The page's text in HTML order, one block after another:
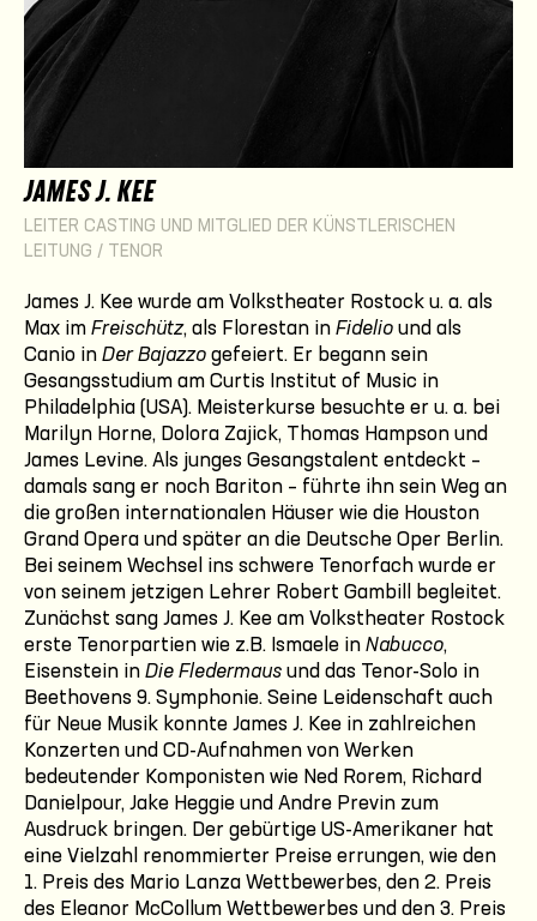
JAMES J. KEE
LEITER CASTING UND MITGLIED DER KÜNSTLERISCHEN
LEITUNG / TENOR
James J. Kee wurde am Volkstheater Rostock u. a. als
Max im Freischütz, als Florestan in Fidelio und als
Canio in Der Bajazzo gefeiert. Er begann sein
Gesangsstudium am Curtis Institut of Music in
Philadelphia (USA). Meisterkurse besuchte er u. a. bei
Marilyn Horne, Dolora Zajick, Thomas Hampson und
James Levine. Als junges Gesangstalent entdeckt –
damals sang er noch Bariton – führte ihn sein Weg an
die großen internationalen Häuser wie die Houston
Grand Opera und später an die Deutsche Oper Berlin.
Bei seinem Wechsel ins schwere Tenorfach wurde er
von seinem jetzigen Lehrer Robert Gambill begleitet.
Zunächst sang James J. Kee am Volkstheater Rostock
erste Tenorpartien wie z.B. Ismaele in Nabucco,
Eisenstein in Die Fledermaus und das Tenor-Solo in
Beethovens 9. Symphonie. Seine Leidenschaft auch
für Neue Musik konnte James J. Kee in zahlreichen
Konzerten und CD-Aufnahmen von Werken
bedeutender Komponisten wie Ned Rorem, Richard
Danielpour, Jake Heggie und Andre Previn zum
Ausdruck bringen. Der gebürtige US-Amerikaner hat
eine Vielzahl renommierter Preise errungen, wie den
1. Preis des Mario Lanza Wettbewerbes, den 2. Preis
des Eleanor McCollum Wettbewerbes und den 3. Preis